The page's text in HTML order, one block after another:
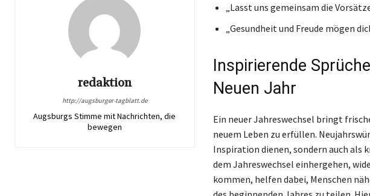
redaktion
http://augsburger-tagblatt.de
Augsburgs Stimme mit Nachrichten, die
bewegen
„Lasst uns gemeinsam die
„Gesundheit und Freude mögen
Inspirierende
Neuen Jahr
Ein neuer Jahreswechsel bringt
neuem Leben zu erfüllen.
Inspiration dienen, sondern auch als
dem Jahreswechsel einhergehen,
kommen, helfen dabei, Menschen